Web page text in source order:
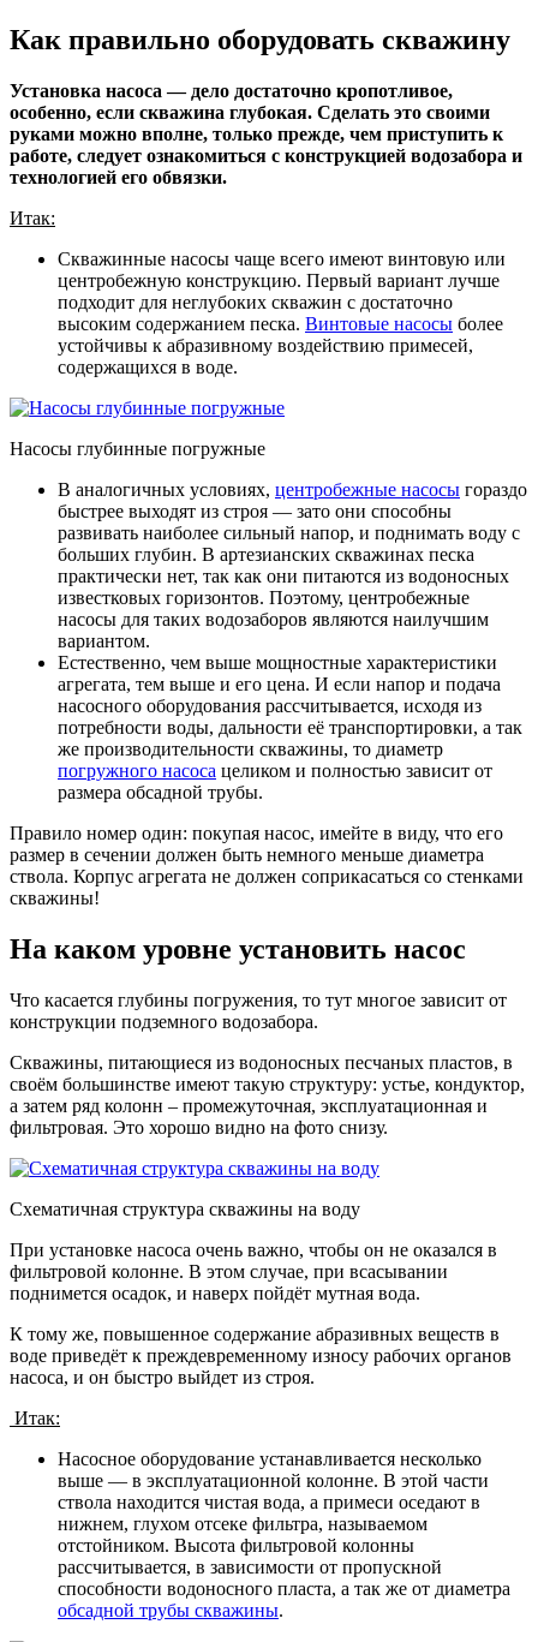
Как правильно оборудовать скважину
Установка насоса — дело достаточно кропотливое,
особенно, если скважина глубокая. Сделать это своими
руками можно вполне, только прежде, чем приступить к
работе, следует ознакомиться с конструкцией водозабора и
технологией его обвязки.
Итак:
Скважинные насосы чаще всего имеют винтовую или
центробежную конструкцию. Первый вариант лучше
подходит для неглубоких скважин с достаточно
высоким содержанием песка. Винтовые насосы более
устойчивы к абразивному воздействию примесей,
содержащихся в воде.
Насосы глубинные погружные
В аналогичных условиях, центробежные насосы гораздо
быстрее выходят из строя — зато они способны
развивать наиболее сильный напор, и поднимать воду с
больших глубин. В артезианских скважинах песка
практически нет, так как они питаются из водоносных
известковых горизонтов. Поэтому, центробежные
насосы для таких водозаборов являются наилучшим
вариантом.
Естественно, чем выше мощностные характеристики
агрегата, тем выше и его цена. И если напор и подача
насосного оборудования рассчитывается, исходя из
потребности воды, дальности её транспортировки, а так
же производительности скважины, то диаметр
погружного насоса целиком и полностью зависит от
размера обсадной трубы.
Правило номер один: покупая насос, имейте в виду, что его
размер в сечении должен быть немного меньше диаметра
ствола. Корпус агрегата не должен соприкасаться со стенками
скважины!
На каком уровне установить насос
Что касается глубины погружения, то тут многое зависит от
конструкции подземного водозабора.
Скважины, питающиеся из водоносных песчаных пластов, в
своём большинстве имеют такую структуру: устье, кондуктор,
а затем ряд колонн – промежуточная, эксплуатационная и
фильтровая. Это хорошо видно на фото снизу.
Схематичная структура скважины на воду
При установке насоса очень важно, чтобы он не оказался в
фильтровой колонне. В этом случае, при всасывании
поднимется осадок, и наверх пойдёт мутная вода.
К тому же, повышенное содержание абразивных веществ в
воде приведёт к преждевременному износу рабочих органов
насоса, и он быстро выйдет из строя.
Итак:
Насосное оборудование устанавливается несколько
выше — в эксплуатационной колонне. В этой части
ствола находится чистая вода, а примеси оседают в
нижнем, глухом отсеке фильтра, называемом
отстойником. Высота фильтровой колонны
рассчитывается, в зависимости от пропускной
способности водоносного пласта, а так же от диаметра
обсадной трубы скважины.